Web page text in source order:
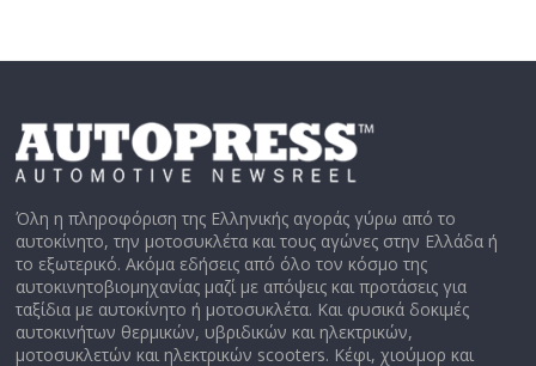
Όλη η πληροφόριση της Ελληνικής αγοράς γύρω από το
αυτοκίνητο, την μοτοσυκλέτα και τους αγώνες στην Ελλάδα ή
το εξωτερικό. Ακόμα εδήσεις από όλο τον κόσμο της
αυτοκινητοβιομηχανίας μαζί με απόψεις και προτάσεις για
ταξίδια με αυτοκίνητο ή μοτοσυκλέτα. Και φυσικά δοκιμές
αυτοκινήτων θερμικών, υβριδικών και ηλεκτρικών,
μοτοσυκλετών και ηλεκτρικών scooters. Κέφι, χιούμορ και